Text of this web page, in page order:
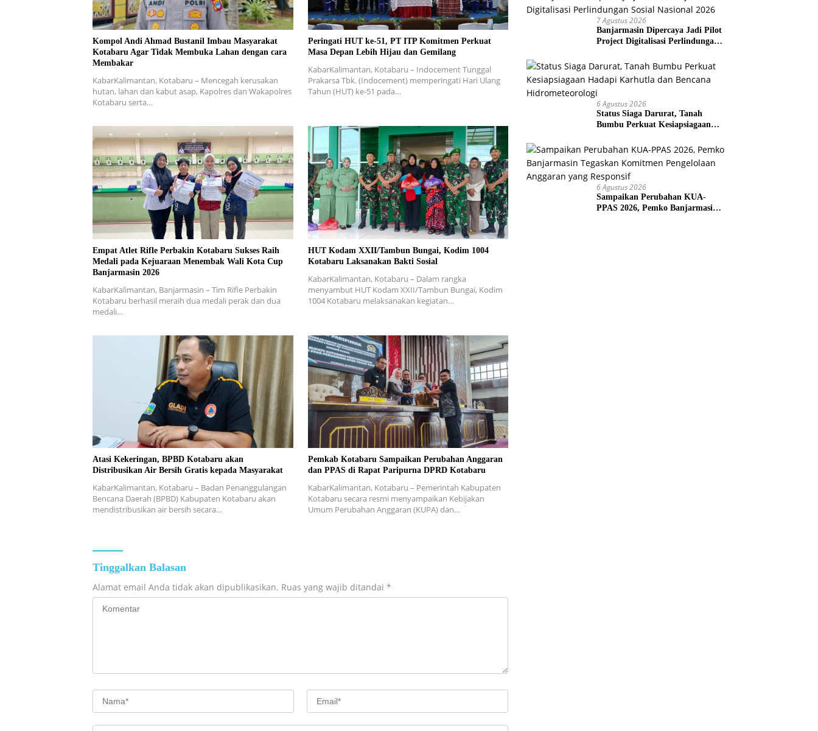
Kompol Andi Ahmad Bustanil Imbau Masyarakat
Kotabaru Agar Tidak Membuka Lahan dengan cara
Membakar
KabarKalimantan, Kotabaru – Mencegah kerusakan
hutan, lahan dan kabut asap, Kapolres dan Wakapolres
Kotabaru serta…
Peringati HUT ke-51, PT ITP Komitmen Perkuat
Masa Depan Lebih Hijau dan Gemilang
KabarKalimantan, Kotabaru – Indocement Tunggal
Prakarsa Tbk. (Indocement) memperingati Hari Ulang
Tahun (HUT) ke-51 pada…
Empat Atlet Rifle Perbakin Kotabaru Sukses Raih
Medali pada Kejuaraan Menembak Wali Kota Cup
Banjarmasin 2026
KabarKalimantan, Banjarmasin – Tim Rifle Perbakin
Kotabaru berhasil meraih dua medali perak dan dua
medali…
HUT Kodam XXII/Tambun Bungai, Kodim 1004
Kotabaru Laksanakan Bakti Sosial
KabarKalimantan, Kotabaru – Dalam rangka
menyambut HUT Kodam XXII/Tambun Bungai, Kodim
1004 Kotabaru melaksanakan kegiatan…
Atasi Kekeringan, BPBD Kotabaru akan
Distribusikan Air Bersih Gratis kepada Masyarakat
KabarKalimantan, Kotabaru – Badan Penanggulangan
Bencana Daerah (BPBD) Kabupaten Kotabaru akan
mendistribusikan air bersih secara…
Pemkab Kotabaru Sampaikan Perubahan Anggaran
dan PPAS di Rapat Paripurna DPRD Kotabaru
KabarKalimantan, Kotabaru – Pemerintah Kabupaten
Kotabaru secara resmi menyampaikan Kebijakan
Umum Perubahan Anggaran (KUPA) dan…
Tinggalkan Balasan
Alamat email Anda tidak akan dipublikasikan. Ruas yang wajib ditandai *
7 Agustus 2026
Banjarmasin Dipercaya Jadi Pilot
Project Digitalisasi Perlindungan
6 Agustus 2026
Status Siaga Darurat, Tanah
Bumbu Perkuat Kesiapsiagaan
Hidrometeorologi
6 Agustus 2026
Sampaikan Perubahan KUA-
PPAS 2026, Pemko Banjarmasin